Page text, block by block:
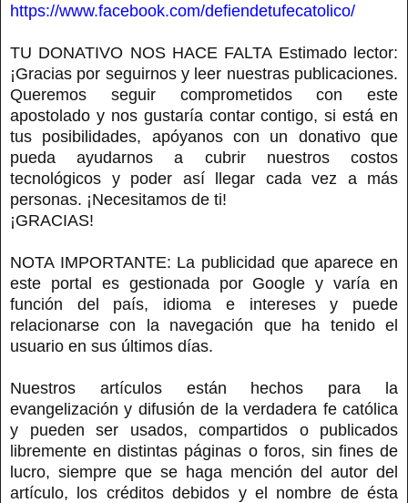
https://www.facebook.com/defiendetufecatolico/
TU DONATIVO NOS HACE FALTA Estimado lector:
¡Gracias por seguirnos y leer nuestras publicaciones.
Queremos seguir comprometidos con este
apostolado y nos gustaría contar contigo, si está en
tus posibilidades, apóyanos con un donativo que
pueda ayudarnos a cubrir nuestros costos
tecnológicos y poder así llegar cada vez a más
personas. ¡Necesitamos de ti!
¡GRACIAS!
NOTA IMPORTANTE: La publicidad que aparece en
este portal es gestionada por Google y varía en
función del país, idioma e intereses y puede
relacionarse con la navegación que ha tenido el
usuario en sus últimos días.
Nuestros artículos están hechos para la
evangelización y difusión de la verdadera fe católica
y pueden ser usados, compartidos o publicados
libremente en distintas páginas o foros, sin fines de
lucro, siempre que se haga mención del autor del
artículo, los créditos debidos y el nombre de ésta